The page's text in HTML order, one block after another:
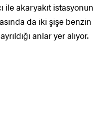
ile akaryakıt
da iki şişe
anlar yer alıyor.